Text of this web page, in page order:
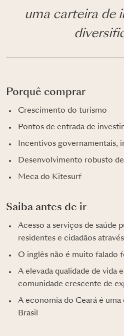
uma carteira de
Porquê comprar
Crescimento do turismo
Pontos de entrada de
Incentivos governamentais,
Desenvolvimento robusto
Meca do Kitesurf
Saiba antes de ir
Acesso a serviços de saúde
residentes e cidadãos
O inglês não é muito falado
A elevada qualidade de vida
comunidade crescente de
A economia do Ceará é uma
Brasil